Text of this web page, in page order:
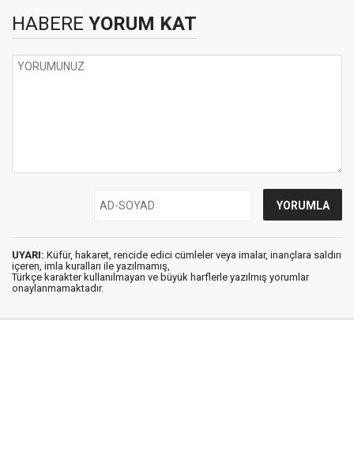
HABERE YORUM KAT
UYARI: Küfür, hakaret, rencide edici cümleler veya imalar, inançlara saldırı
içeren, imla kuralları ile yazılmamış,
Türkçe karakter kullanılmayan ve büyük harflerle yazılmış yorumlar
onaylanmamaktadır.